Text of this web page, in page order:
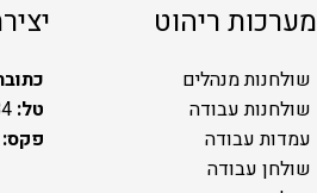
מערכות ריהוט
שולחנות מנהלים
שולחנות עבודה
עמדות עבודה
שולחן עבודה
טל:
פקס: